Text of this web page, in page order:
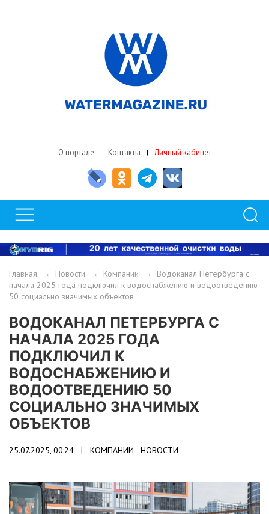
О портале Контакты Личный кабинет
Главная → Новости → Компании → Водоканал Петербурга с
начала 2025 года подключил к водоснабжению и водоотведению
50 социально значимых объектов
ВОДОКАНАЛ ПЕТЕРБУРГА С
НАЧАЛА 2025 ГОДА
ПОДКЛЮЧИЛ К
ВОДОСНАБЖЕНИЮ И
ВОДООТВЕДЕНИЮ 50
СОЦИАЛЬНО ЗНАЧИМЫХ
ОБЪЕКТОВ
25.07.2025, 00:24 | КОМПАНИИ - НОВОСТИ